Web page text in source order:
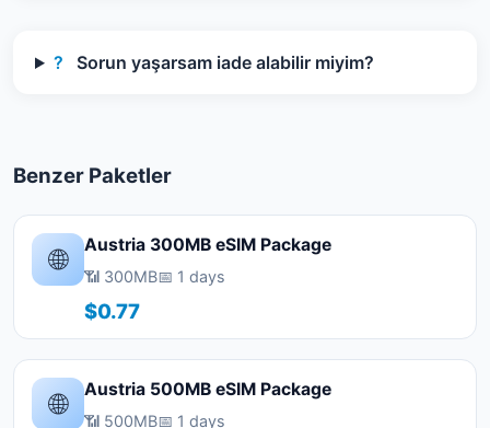
? Sorun yaşarsam iade alabilir miyim?
Benzer Paketler
🌐 Austria 300MB eSIM Package
📶 300MB📅 1 days
$0.77
🌐 Austria 500MB eSIM Package
📶 500MB📅 1 days